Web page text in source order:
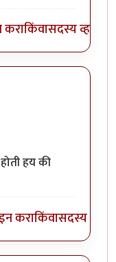
कराकिंवासदस्य व्हा
ताई
हय की
कराकिंवासदस्य व्हा